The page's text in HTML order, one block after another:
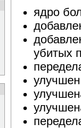
ядро
убитых